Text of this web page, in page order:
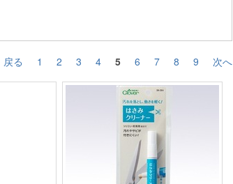
戻る 1 2 3 4 5 6 7 8 9 次へ